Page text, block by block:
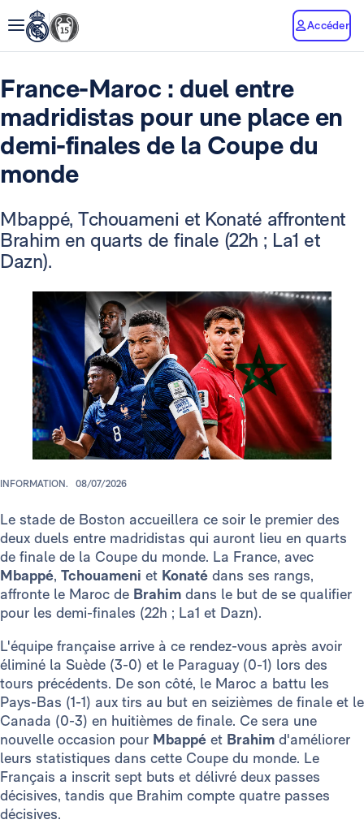
Accéder
France-Maroc : duel entre
madridistas pour une place en
demi-finales de la Coupe du
monde
Mbappé, Tchouameni et Konaté affrontent
Brahim en quarts de finale (22h ; La1 et
Dazn).
INFORMATION. 08/07/2026
Le stade de Boston accueillera ce soir le premier des
deux duels entre madridistas qui auront lieu en quarts
de finale de la Coupe du monde. La France, avec
Mbappé, Tchouameni et Konaté dans ses rangs,
affronte le Maroc de Brahim dans le but de se qualifier
pour les demi-finales (22h ; La1 et Dazn).
L'équipe française arrive à ce rendez-vous après avoir
éliminé la Suède (3-0) et le Paraguay (0-1) lors des
tours précédents. De son côté, le Maroc a battu les
Pays-Bas (1-1) aux tirs au but en seizièmes de finale et le
Canada (0-3) en huitièmes de finale. Ce sera une
nouvelle occasion pour Mbappé et Brahim d'améliorer
leurs statistiques dans cette Coupe du monde. Le
Français a inscrit sept buts et délivré deux passes
décisives, tandis que Brahim compte quatre passes
décisives.